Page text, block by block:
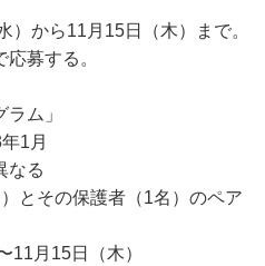
から11月15日（木）まで。
募する。
ム」
1月
なる
とその保護者（1名）のペア
11月15日（木）